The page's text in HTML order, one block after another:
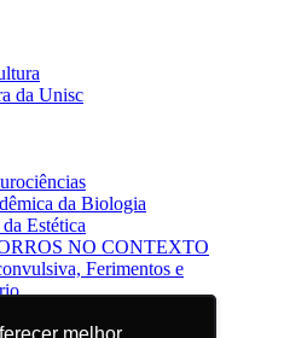
melhor
melhor
da Unisc
da Biologia
Estética
NO CONTEXTO
Ferimentos e